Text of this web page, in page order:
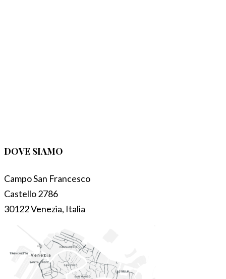
DOVE SIAMO
Campo San Francesco
Castello 2786
30122 Venezia, Italia